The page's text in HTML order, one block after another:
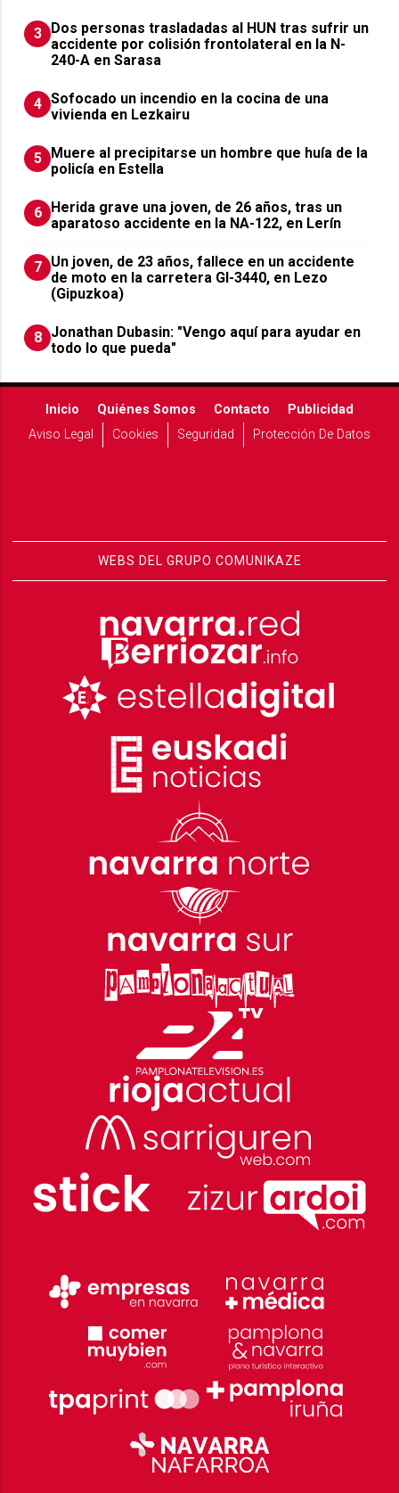
3
​Dos personas trasladadas al HUN tras sufrir un
accidente por colisión frontolateral en la N-
240-A en Sarasa
4 Sofocado un incendio en la cocina de una
vivienda en Lezkairu
5
Muere al precipitarse un hombre que huía de la
policía en Estella
6
Herida grave una joven, de 26 años, tras un
aparatoso accidente en la NA-122, en Lerín
7 Un joven, de 23 años, fallece en un accidente
de moto en la carretera GI-3440, en Lezo
(Gipuzkoa)
8 Jonathan Dubasin: "Vengo aquí para ayudar en
todo lo que pueda"
Inicio Quiénes Somos Contacto
Publicidad
Aviso Legal
Cookies Seguridad Protección De Datos
WEBS DEL GRUPO COMUNIKAZE